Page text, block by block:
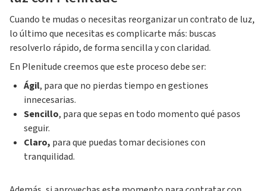
Cuando te mudas o necesitas reorganizar un contrato de luz,
lo último que necesitas es complicarte más: buscas
resolverlo rápido, de forma sencilla y con claridad.
En Plenitude creemos que este proceso debe ser:
Ágil, para que no pierdas tiempo en gestiones
innecesarias.
Sencillo, para que sepas en todo momento qué pasos
seguir.
Claro, para que puedas tomar decisiones con
tranquilidad.